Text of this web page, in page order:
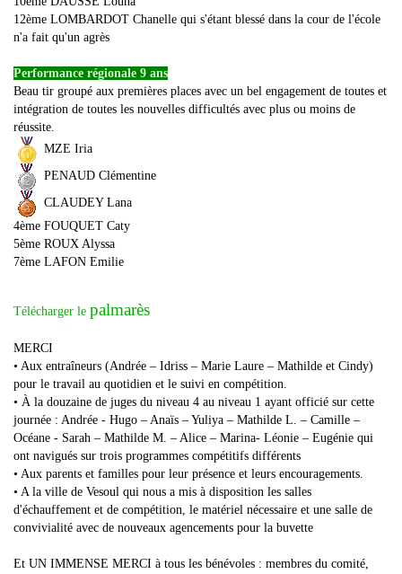
12ème LOMBARDOT Chanelle qui s'étant blessé dans la cour de l'école
n'a fait qu'un agrès
Performance régionale 9 ans
Beau tir groupé aux premières places avec un bel engagement de toutes et
intégration de toutes les nouvelles difficultés avec plus ou moins de
réussite.
MZE Iria
PENAUD Clémentine
CLAUDEY Lana
4ème FOUQUET Caty
5ème ROUX Alyssa
7ème LAFON Emilie
Télécharger le palmarès
MERCI
• Aux entraîneurs (Andrée – Idriss – Marie Laure – Mathilde et Cindy)
pour le travail au quotidien et le suivi en compétition.
• À la douzaine de juges du niveau 4 au niveau 1 ayant officié sur cette
journée : Andrée - Hugo – Anaïs – Yuliya – Mathilde L. – Camille –
Océane - Sarah – Mathilde M. – Alice – Marina- Léonie – Eugénie qui
ont navigués sur trois programmes compétitifs différents
• Aux parents et familles pour leur présence et leurs encouragements.
• A la ville de Vesoul qui nous a mis à disposition les salles
d'échauffement et de compétition, le matériel nécessaire et une salle de
convivialité avec de nouveaux agencements pour la buvette
Et UN IMMENSE MERCI à tous les bénévoles : membres du comité,